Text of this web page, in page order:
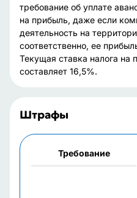
требование об уплате
на прибыль, даже если
деятельность на
соответственно, ее
Текущая ставка налога на
составляет 16,5%.
Штрафы
Требование